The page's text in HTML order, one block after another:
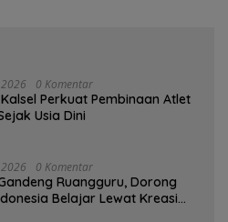
0 Komentar
Perkuat Pembinaan Atlet
Usia Dini
0 Komentar
Ruangguru, Dorong
Belajar Lewat Kreasi